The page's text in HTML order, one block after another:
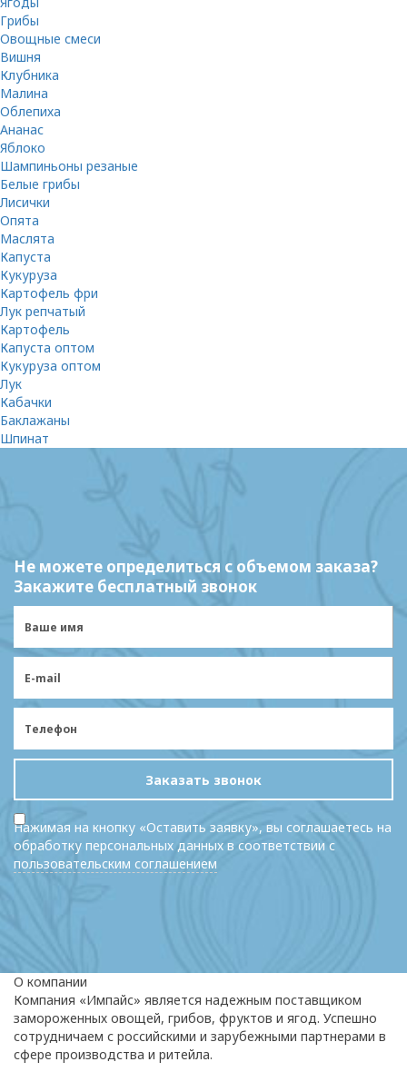
Грибы
Овощные смеси
Вишня
Клубника
Малина
Облепиха
Ананас
Яблоко
Шампиньоны резаные
Белые грибы
Лисички
Опята
Маслята
Капуста
Кукуруза
Картофель фри
Лук репчатый
Картофель
Капуста оптом
Кукуруза оптом
Лук
Кабачки
Баклажаны
Шпинат
Не можете определиться с объемом заказа?
Закажите бесплатный звонок
Заказать звонок
Нажимая на кнопку «Оставить заявку», вы соглашаетесь на
обработку персональных данных в соответствии с
пользовательским соглашением
О компании
Компания «Импайс» является надежным поставщиком
замороженных овощей, грибов, фруктов и ягод. Успешно
сотрудничаем с российскими и зарубежными партнерами в
сфере производства и ритейла.